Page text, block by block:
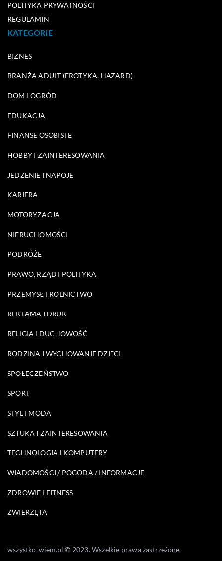
POLITYKA PRYWATNOŚCI
REGULAMIN
KATEGORIE
BIZNES
BRANŻA ADULT (EROTYKA, HAZARD)
DOM I OGRÓD
EDUKACJA
FINANSE OSOBISTE
HOBBY I ZAINTERESOWANIA
JEDZENIE I NAPOJE
KARIERA
MOTORYZACJA
NIERUCHOMOŚCI
PODRÓŻE
PRAWO, RZĄD I POLITYKA
PRZEMYSŁ I ROLNICTWO
REKLAMA I DRUK
RELIGIA I DUCHOWOŚĆ
RODZINA I WYCHOWANIE DZIECI
SPOŁECZEŃSTWO
SPORT
STYL I MODA
SZTUKA I ZAINTERESOWANIA
TECHNOLOGIA I KOMPUTERY
WIADOMOŚCI / POGODA / INFORMACJE
ZDROWIE I FITNESS
ZWIERZĘTA
wszystko-wiem.pl © 2023. Wszelkie prawa zastrzeżone.